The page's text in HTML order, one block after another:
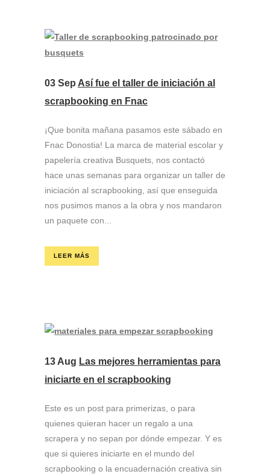
03 Sep Así fue el taller de iniciación al
scrapbooking en Fnac
¡Que bonita mañana pasamos este sábado en
Fnac Donostia! La marca de material escolar y
papelería creativa Busquets, nos contactó
hace unas semanas para organizar un taller de
iniciación al scrapbooking, así que enseguida
nos pusimos manos a la obra y nos mandaron
un paquete con...
LEER MÁS
13 Aug Las mejores herramientas para
iniciarte en el scrapbooking
Este es un post para primerizas, o para
quienes quieran hacer un regalo a una
scrapera y no sepan por dónde empezar. Y es
que si quieres iniciarte en el mundo del
scrapbooking o la encuadernación creativa sin